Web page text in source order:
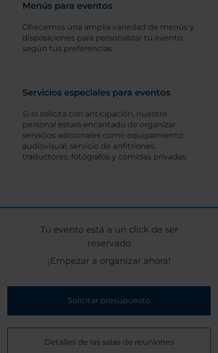
Menús para eventos
Ofrecemos una amplia variedad de menús y
disposiciones para personalizar tu evento
según tus preferencias.
Servicios especiales para eventos
Si lo solicita con anticipación, nuestro
personal estará encantado de organizar
servicios adicionales como equipamiento
audiovisual, servicio de anfitriones,
traductores, fotógrafos y comidas privadas.
Tu evento está a un click de ser
reservado
¡Empezar a organizar ahora!
Solicitar presupuesto
Detalles de las salas de reuniones